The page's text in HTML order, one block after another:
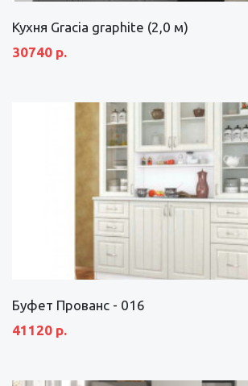
Кухня Gracia graphite (2,0 м)
30740 р.
Буфет Прованс - 016
41120 р.